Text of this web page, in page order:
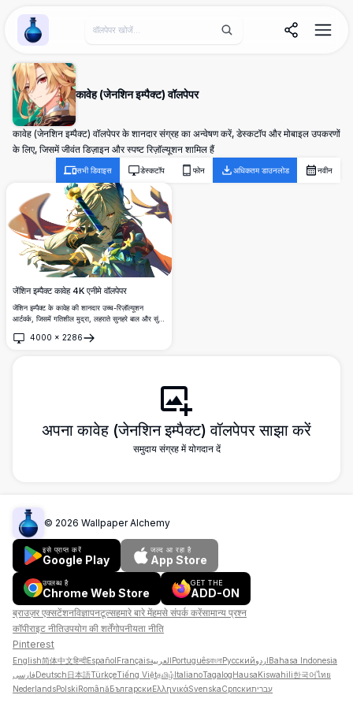
Wallpaper Alchemy
कावेह (जेनशिन इम्पैक्ट) वॉलपेपर
कावेह (जेनशिन इम्पैक्ट) वॉलपेपर के शानदार संग्रह का अन्वेषण करें, डेस्कटॉप और मोबाइल उपकरणों
के लिए, जिसमें जीवंत डिज़ाइन और स्पष्ट रिज़ॉल्यूशन शामिल हैं
सभी डिवाइस डेस्कटॉप फोन अधिकतम डाउनलोड नवीन
जेंशिन इम्पैक्ट कावेह 4K एनीमे वॉलपेपर
जेंशिन इम्पैक्ट के कावेह की शानदार उच्च-रिज़ॉल्यूशन
आर्टवर्क, जिसमें गतिशील मुद्रा, लहराते सुनहरे बाल और सुंदर
तत्व और प्रीमियम एनीमे कला शैली प्रदर्शित करता है।
4000 × 2286
खोलें
अपना कावेह (जेनशिन इम्पैक्ट) वॉलपेपर साझा करें
समुदाय संग्रह में योगदान दें
© 2026 Wallpaper Alchemy
इसे प्राप्त करें
Google Play
जल्द आ रहा है
App Store
उपलब्ध है
Chrome Web Store
GET THE
ADD-ON
ब्राउज़र एक्सटेंशनविज्ञापनटूल्सहमारे बारे मेंहमसे संपर्क करेंसामान्य प्रश्न
कॉपीराइट नीतिउपयोग की शर्तेंगोपनीयता नीति
Pinterest
English简体中文हिन्दीEspañolFrançaisالعربيةPortuguêsবাংলাРусскийاردوBahasa Indonesia
فارسیDeutsch日本語TürkçeTiếng Việtதமிழ்ItalianoTagalogHausaKiswahili한국어ไทย
NederlandsPolskiRomânăБългарскиΕλληνικάSvenskaСрпскиעברית